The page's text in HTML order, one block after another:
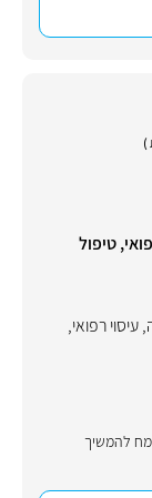
טיפול
,עיסוי רפואי,
להמשיך